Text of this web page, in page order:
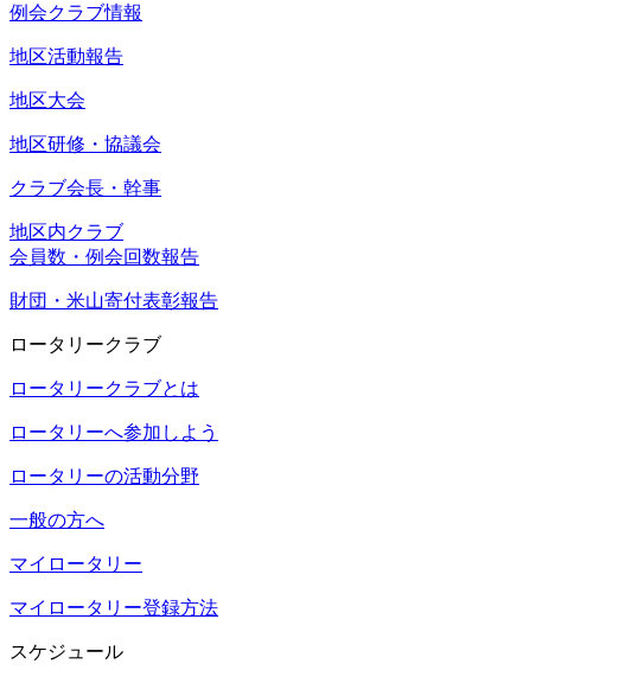
例会クラブ情報
地区活動報告
地区大会
地区研修・協議会
クラブ会長・幹事
地区内クラブ
会員数・例会回数報告
財団・米山寄付表彰報告
ロータリークラブ
ロータリークラブとは
ロータリーへ参加しよう
ロータリーの活動分野
一般の方へ
マイロータリー
マイロータリー登録方法
スケジュール